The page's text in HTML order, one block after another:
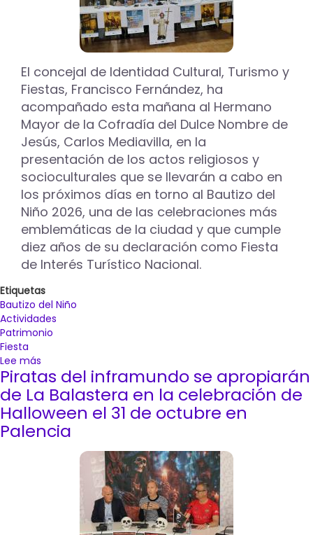
El concejal de Identidad Cultural, Turismo y
Fiestas, Francisco Fernández, ha
acompañado esta mañana al Hermano
Mayor de la Cofradía del Dulce Nombre de
Jesús, Carlos Mediavilla, en la
presentación de los actos religiosos y
socioculturales que se llevarán a cabo en
los próximos días en torno al Bautizo del
Niño 2026, una de las celebraciones más
emblemáticas de la ciudad y que cumple
diez años de su declaración como Fiesta
de Interés Turístico Nacional.
Etiquetas
Bautizo del Niño
Actividades
Patrimonio
Fiesta
Lee más
Teatro
solidario,
conferencias
o
cine
celebrar
aniversario
Piratas del inframundo se apropiarán
de La Balastera en la celebración de
Halloween el 31 de octubre en
Palencia